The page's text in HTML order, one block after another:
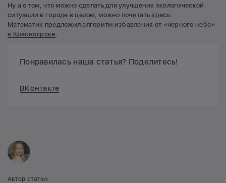
Ну а о том, что можно сделать для улучшения экологической
ситуации в городе в целом, можно почитать здесь:
Математик предложил алгоритм избавления от «черного неба»
в Красноярске.
Понравилась наша статья? Поделитесь!
ВКонтакте
Автор статьи: